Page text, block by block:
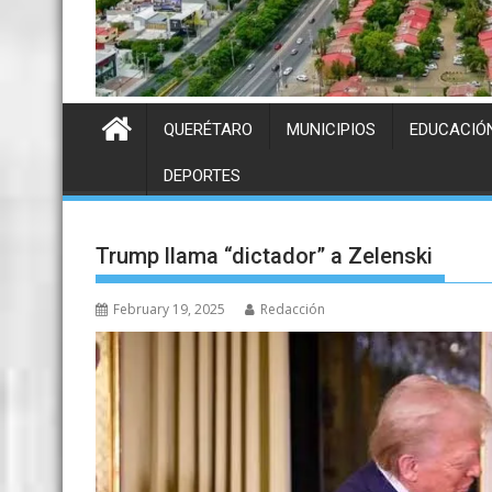
QUERÉTARO MUNICIPIOS
DEPORTES
Trump llama “dictador” a Zelenski
February 19, 2025 Redacción